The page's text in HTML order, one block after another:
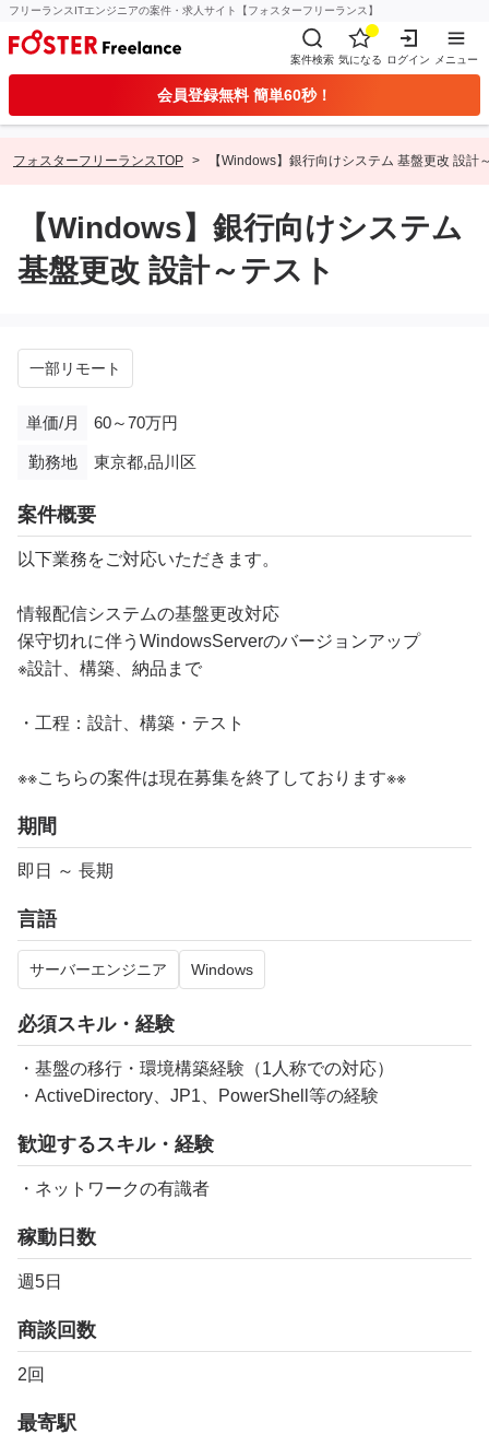
フリーランスITエンジニアの案件・求人サイト【フォスターフリーランス】
案件検索 気になる ログイン メニュー
会員登録無料 簡単60秒！
フォスターフリーランスTOP 【Windows】銀行向けシステム 基盤更改 設計
【Windows】銀行向けシステム
基盤更改 設計～テスト
一部リモート
単価/月 60～70万円
勤務地 東京都,品川区
案件概要
以下業務をご対応いただきます。
情報配信システムの基盤更改対応
保守切れに伴うWindowsServerのバージョンアップ
※設計、構築、納品まで
・工程：設計、構築・テスト
※※こちらの案件は現在募集を終了しております※※​
期間
即日 ～ 長期
言語
サーバーエンジニア Windows
必須スキル・経験
・基盤の移行・環境構築経験（1人称での対応）
・ActiveDirectory、JP1、PowerShell等の経験
歓迎するスキル・経験
・ネットワークの有識者
稼動日数
週5日
商談回数
2回
最寄駅